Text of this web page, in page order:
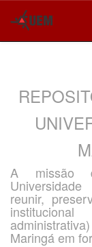
A missão
reunir,
Maringá em